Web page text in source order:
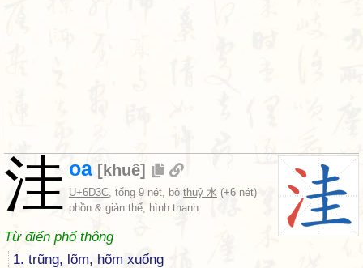
洼 oa [khuê]
U+6D3C, tổng 9 nét, bộ thuỷ 水 (+6 nét)
phồn & giản thể, hình thanh
Từ điển phổ thông
1. trũng, lõm, hõm xuống